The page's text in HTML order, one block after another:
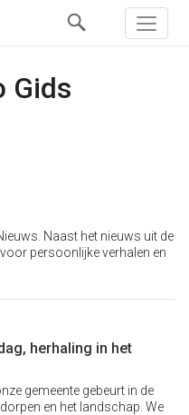
Gids
Naast het nieuws uit de
persoonlijke verhalen en
herhaling in het
gemeente gebeurt in de
en het landschap. We